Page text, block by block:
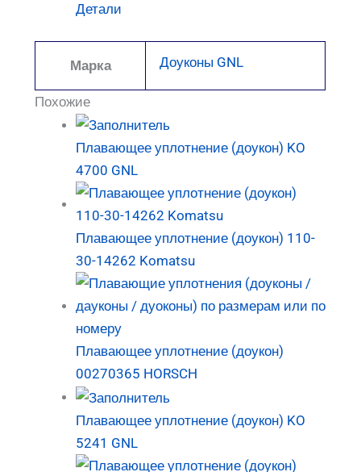
Детали
Марка Доуконы GNL
Похожие
Плавающее уплотнение (доукон) KO
4700 GNL
Плавающее уплотнение (доукон) 110-
30-14262 Komatsu
Плавающее уплотнение (доукон)
00270365 HORSCH
Плавающее уплотнение (доукон) KO
5241 GNL